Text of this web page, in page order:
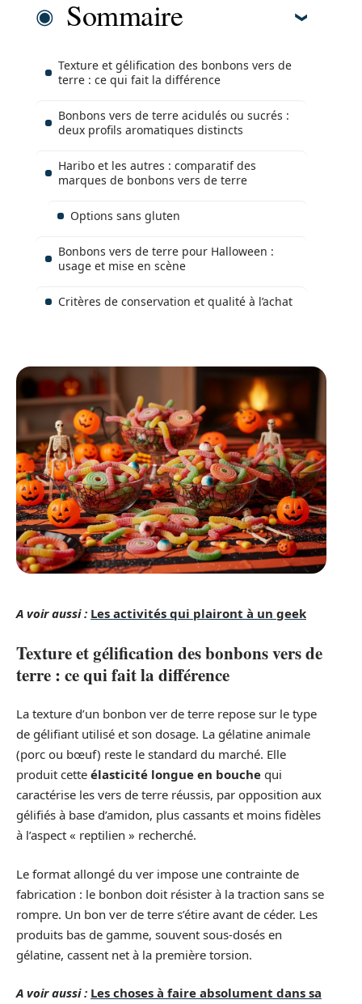
Sommaire
Texture et gélification des bonbons vers de
terre : ce qui fait la différence
Bonbons vers de terre acidulés ou sucrés :
deux profils aromatiques distincts
Haribo et les autres : comparatif des
marques de bonbons vers de terre
Options sans gluten
Bonbons vers de terre pour Halloween :
usage et mise en scène
Critères de conservation et qualité à l’achat
A voir aussi : Les activités qui plairont à un geek
Texture et gélification des bonbons vers de
terre : ce qui fait la différence
La texture d’un bonbon ver de terre repose sur le type
de gélifiant utilisé et son dosage. La gélatine animale
(porc ou bœuf) reste le standard du marché. Elle
produit cette élasticité longue en bouche qui
caractérise les vers de terre réussis, par opposition aux
gélifiés à base d’amidon, plus cassants et moins fidèles
à l’aspect « reptilien » recherché.
Le format allongé du ver impose une contrainte de
fabrication : le bonbon doit résister à la traction sans se
rompre. Un bon ver de terre s’étire avant de céder. Les
produits bas de gamme, souvent sous-dosés en
gélatine, cassent net à la première torsion.
A voir aussi : Les choses à faire absolument dans sa